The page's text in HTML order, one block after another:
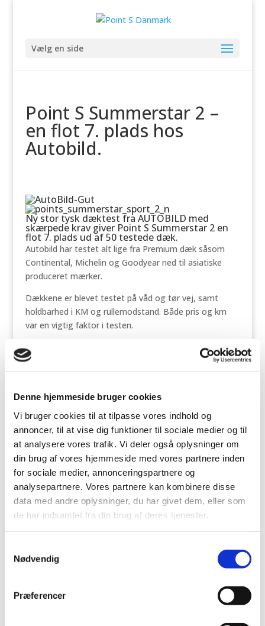
Denne hjemmeside bruger cookies
Vi bruger cookies til at tilpasse vores indhold og
annoncer, til at vise dig funktioner til sociale medier og til
at analysere vores trafik. Vi deler også oplysninger om
din brug af vores hjemmeside med vores partnere inden
for sociale medier, annonceringspartnere og
analysepartnere. Vores partnere kan kombinere disse
data med andre oplysninger, du har givet dem, eller som
de har indsamlet fra din brug af deres tjenester.
Nødvendig
Præferencer
Vælg en side
Point S Summerstar 2 –
en flot 7. plads hos
Autobild.
Ny stor tysk dæktest fra AUTOBILD med
skærpede krav giver Point S Summerstar 2 en
flot 7. plads ud af 50 testede dæk.
Autobild har testet alt lige fra Premium dæk såsom
Continental, Michelin og Goodyear ned til asiatiske
produceret mærker.
Dækkene er blevet testet på våd og tør vej, samt
holdbarhed i KM og rullemodstand. Både pris og km
var en vigtig faktor i testen.
Point S dækket Summerstar 2 havde særdeles gode
egenskaber på våd vej. Test panelet var overrasket
over dækkets gode egenskaber samlet set.
Dækket produceres på Continentals egen fabrik i
Normalt tester man efter nogle europæiske standard
normer, men denne gang har AUTOBILD valgt at
skærpe testkravene. Dette betød blandt andet at
mange af de helt billige mærker ikke nåede kravene til
testen.
Se hele testen ved at klikkeher
Hurtiglinks